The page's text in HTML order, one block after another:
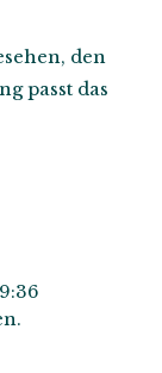
den
passt das